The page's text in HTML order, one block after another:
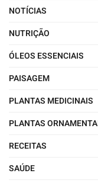
NOTÍCIAS
NUTRIÇÃO
ÓLEOS ESSENCIAIS
PAISAGEM
PLANTAS MEDICINAIS
PLANTAS
RECEITAS
SAÚDE